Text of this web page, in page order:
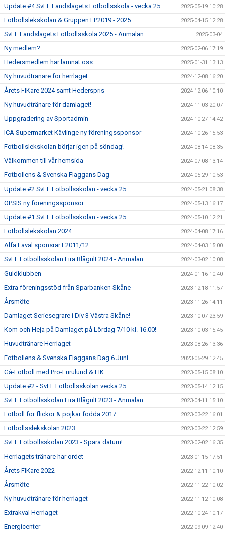
Update #4 SvFF Landslagets Fotbollsskola - vecka 25 2025-05-19 10:28
Fotbollslekskolan & Gruppen FP2019 - 2025 2025-04-15 12:28
SvFF Landslagets Fotbollsskola 2025 - Anmälan 2025-03-04
Ny medlem? 2025-02-06 17:19
Hedersmedlem har lämnat oss 2025-01-31 13:13
Ny huvudtränare för herrlaget 2024-12-08 16:20
Årets FIKare 2024 samt Hederspris 2024-12-06 10:10
Ny huvudtränare för damlaget! 2024-11-03 20:07
Uppgradering av Sportadmin 2024-10-27 14:42
ICA Supermarket Kävlinge ny föreningssponsor 2024-10-26 15:53
Fotbollslekskolan börjar igen på söndag! 2024-08-14 08:35
Välkommen till vår hemsida 2024-07-08 13:14
Fotbollens & Svenska Flaggans Dag 2024-05-29 10:53
Update #2 SvFF Fotbollsskolan - vecka 25 2024-05-21 08:38
OPSIS ny föreningssponsor 2024-05-13 16:17
Update #1 SvFF Fotbollsskolan - vecka 25 2024-05-10 12:21
Fotbollslekskolan 2024 2024-04-08 17:16
Alfa Laval sponsrar F2011/12 2024-04-03 15:00
SvFF Fotbollsskolan Lira Blågult 2024 - Anmälan 2024-03-02 10:08
Guldklubben 2024-01-16 10:40
Extra föreningsstöd från Sparbanken Skåne 2023-12-18 11:57
Årsmöte 2023-11-26 14:11
Damlaget Seriesegrare i Div 3 Västra Skåne! 2023-10-07 23:59
Kom och Heja på Damlaget på Lördag 7/10 kl. 16.00! 2023-10-03 15:45
Huvudtränare Herrlaget 2023-08-26 13:36
Fotbollens & Svenska Flaggans Dag 6 Juni 2023-05-29 12:45
Gå-Fotboll med Pro-Furulund & FIK 2023-05-15 08:10
Update #2 - SvFF Fotbollsskolan vecka 25 2023-05-14 12:15
SvFF Fotbollsskolan Lira Blågult 2023 - Anmälan 2023-04-11 15:10
Fotboll för flickor & pojkar födda 2017 2023-03-22 16:01
Fotbollsslekskolan 2023 2023-03-22 12:59
SvFF Fotbollsskolan 2023 - Spara datum! 2023-02-02 16:35
Herrlagets tränare har ordet 2023-01-15 17:51
Årets FIKare 2022 2022-12-11 10:10
Årsmöte 2022-11-22 10:02
Ny huvudtränare för herrlaget 2022-11-12 10:08
Extrakval Herrlaget 2022-10-24 10:17
Energicenter 2022-09-09 12:40